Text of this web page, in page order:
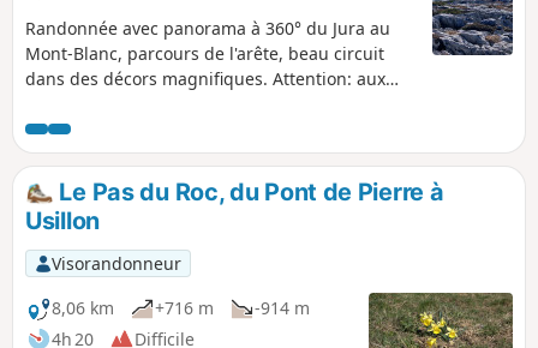
Randonnée avec panorama à 360° du Jura au
Mont-Blanc, parcours de l'arête, beau circuit
dans des décors magnifiques. Attention: aux
au § infos pratiques.
Le Pas du Roc, du Pont de Pierre à
Usillon
Visorandonneur
8,06 km
+716 m
-914 m
4h 20
Difficile